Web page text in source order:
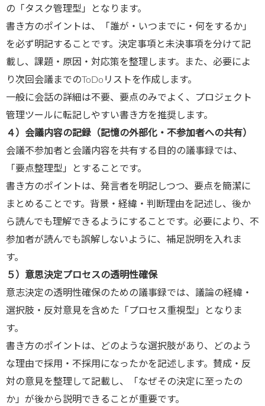
の「タスク管理型」となります。
書き方のポイントは、「誰が・いつまでに・何をするか」
を必ず明記することです。決定事項と未決事項を分けて記
載し、課題・原因・対応策を整理します。また、必要によ
り次回会議までのToDoリストを作成します。
一般に会話の詳細は不要、要点のみでよく、プロジェクト
管理ツールに転記しやすい書き方を推奨します。
４）会議内容の記録（記憶の外部化・不参加者への共有）
会議不参加者と会議内容を共有する目的の議事録では、
「要点整理型」とすることです。
書き方のポイントは、発言者を明記しつつ、要点を簡潔に
まとめることです。背景・経緯・判断理由を記述し、後か
ら読んでも理解できるようにすることです。必要により、不
参加者が読んでも誤解しないように、補足説明を入れま
す。
５）意思決定プロセスの透明性確保
意志決定の透明性確保のための議事録では、議論の経緯・
選択肢・反対意見を含めた「プロセス重視型」となりま
す。
書き方のポイントは、どのような選択肢があり、どのよう
な理由で採用・不採用になったかを記述します。賛成・反
対の意見を整理して記載し、「なぜその決定に至ったの
か」が後から説明できることが重要です。